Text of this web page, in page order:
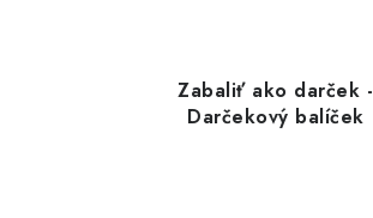
Zabaliť ako darček -
Darčekový balíček